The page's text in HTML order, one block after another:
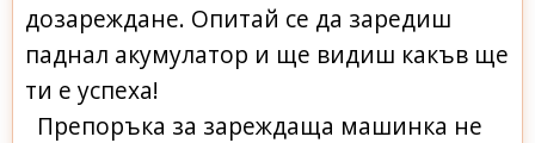
дозареждане. Опитай се да заредиш
паднал акумулатор и ще видиш какъв ще
ти е успеха!
Препоръка за зареждаща машинка не